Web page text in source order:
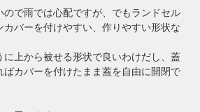
ので雨では心配ですが、でもランドセル
バーを付けやすい、作りやすい形状な
に上から被せる形状で良いわけだし、蓋
ばカバーを付けたまま蓋を自由に開閉で